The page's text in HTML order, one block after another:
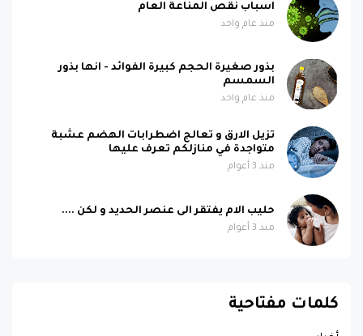
اسباب نقص المناعة العام
منذ عام واحد
بذور صغيرة الحجم كبيرة الفوائد - انها بذور
السمسم
منذ عام واحد
تزيل الارق و تعالج اضطرابات الهضم عشبة
متواجدة في منازلكم تعرف عليها
منذ 3 أعوام
حليب الام يفتقر الى عنصر الحديد و لكن ....
منذ 3 أعوام
كلمات مفتاحية